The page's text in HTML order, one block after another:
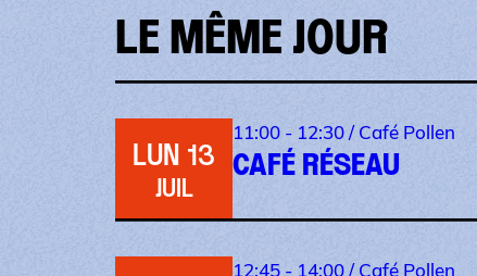
LE MÊME JOUR
LUN 13
JUIL
11:00 - 12:30 /Café Pollen
CAFÉ RÉSEAU
12:45 - 14:00 /Café Pollen